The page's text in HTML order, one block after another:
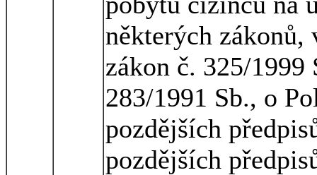
některých zákonů,
zákon č. 325/1999
283/1991 Sb., o
pozdějších
pozdějších